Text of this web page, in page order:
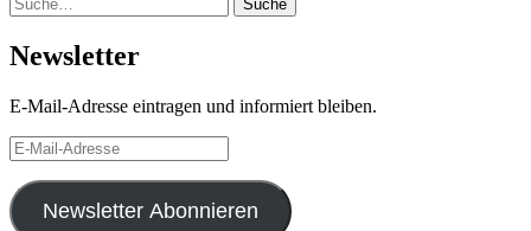
Suche
Newsletter
E-Mail-Adresse eintragen und informiert bleiben.
E-
Mail-
Adresse
Newsletter Abonnieren